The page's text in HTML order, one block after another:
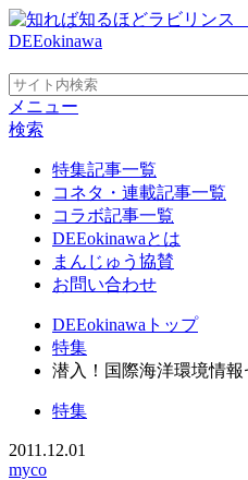
メニュー
検索
特集記事一覧
コネタ・連載記事一覧
コラボ記事一覧
DEEokinawaとは
まんじゅう協賛
お問い合わせ
DEEokinawaトップ
特集
潜入！国際海洋環境情
特集
2011.12.01
myco